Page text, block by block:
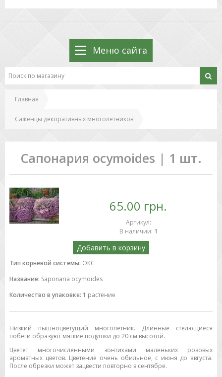
Меню сайта
Главная
Саженцы декоративных многолетников
Сапонария ocymoides | 1 шт.
65.00 грн.
Артикул:
В наличии: 1
Добавить в корзину
Тип корневой системы: ОКС
Название: Saponaria ocymoides
Количество в упаковке: 1 растение
Низкий пышноцветущий многолетник. Длинные стелющиеся
побеги образуют мягкие подушки до 20 см высотой.
Цветет многочисленными зонтиками маленьких розовых
ароматных цветов. Цветение очень обильное, с июня до августа.
После обрезки может зацвести повторно в сентябре.